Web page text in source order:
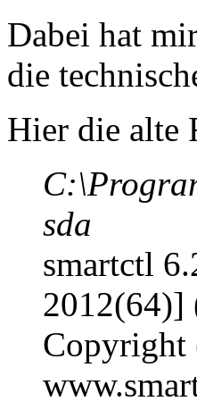
Dabei hat
die
Hier die alte
sda
smartctl
2012(64)]
Copyright